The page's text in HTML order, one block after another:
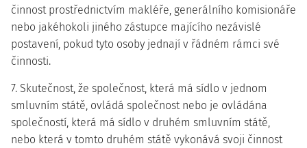
činnost prostřednictvím makléře, generálního komisionáře
nebo jakéhokoli jiného zástupce majícího nezávislé
postavení, pokud tyto osoby jednají v řádném rámci své
činnosti.
7. Skutečnost, že společnost, která má sídlo v jednom
smluvním státě, ovládá společnost nebo je ovládána
společností, která má sídlo v druhém smluvním státě,
nebo která v tomto druhém státě vykonává svoji činnost